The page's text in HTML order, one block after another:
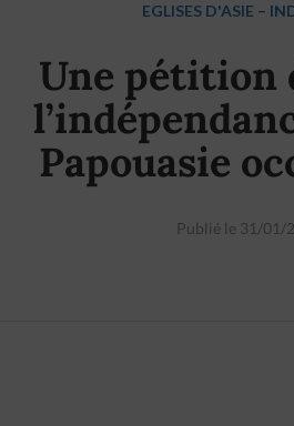
EGLISES D'ASIE –
Une pétition
Papouasie
Publié le 31/01/